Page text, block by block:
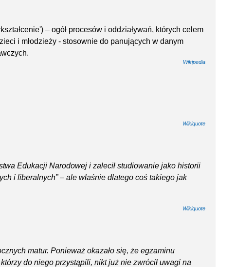
– ogół procesów i oddziaływań, których celem
i młodzieży - stosownie do panujących w danym
Wikipedia
Wikiquote
Edukacji Narodowej i zalecił studiowanie jako historii
i liberalnych” – ale właśnie dlatego coś takiego jak
Wikiquote
matur. Ponieważ okazało się, że egzaminu
do niego przystąpili, nikt już nie zwrócił uwagi na